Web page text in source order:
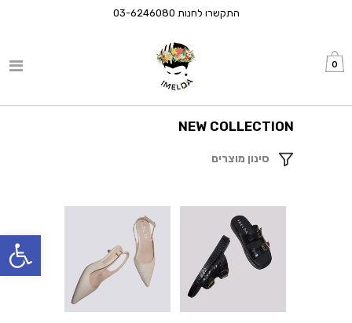
פתח
התקשרו לחנות 03-6246080
0
NEW COLLECTION
סינון מוצרים